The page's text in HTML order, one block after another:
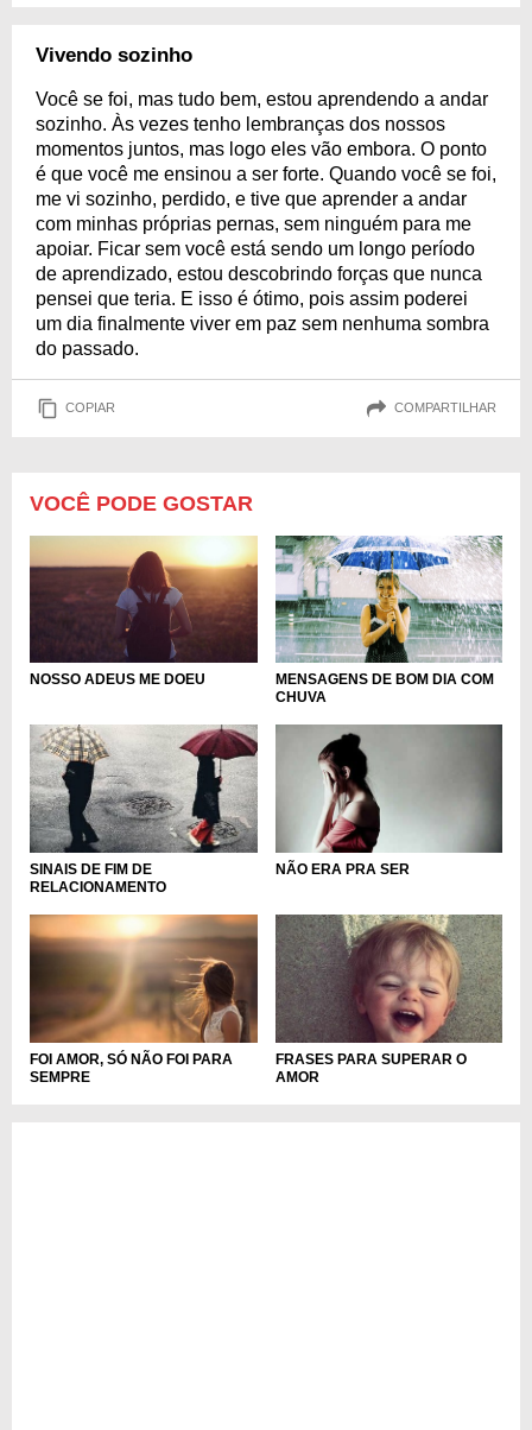
Vivendo sozinho
Você se foi, mas tudo bem, estou aprendendo a andar
sozinho. Às vezes tenho lembranças dos nossos
momentos juntos, mas logo eles vão embora. O ponto
é que você me ensinou a ser forte. Quando você se foi,
me vi sozinho, perdido, e tive que aprender a andar
com minhas próprias pernas, sem ninguém para me
apoiar. Ficar sem você está sendo um longo período
de aprendizado, estou descobrindo forças que nunca
pensei que teria. E isso é ótimo, pois assim poderei
um dia finalmente viver em paz sem nenhuma sombra
do passado.
COPIAR COMPARTILHAR
VOCÊ PODE GOSTAR
NOSSO ADEUS ME DOEU
MENSAGENS DE BOM DIA COM
CHUVA
SINAIS DE FIM DE
RELACIONAMENTO
NÃO ERA PRA SER
FOI AMOR, SÓ NÃO FOI PARA
SEMPRE
FRASES PARA SUPERAR O
AMOR